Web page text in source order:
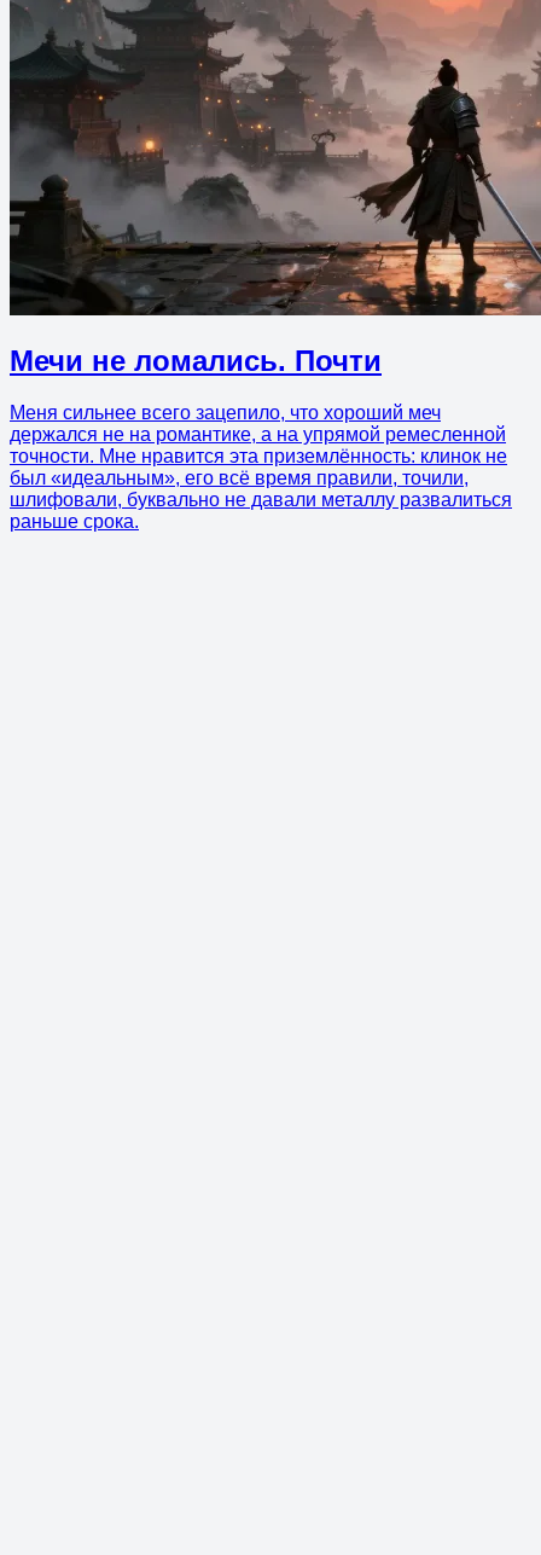
Мечи не ломались. Почти
Меня сильнее всего зацепило, что хороший меч
держался не на романтике, а на упрямой ремесленной
точности. Мне нравится эта приземлённость: клинок не
был «идеальным», его всё время правили, точили,
шлифовали, буквально не давали металлу развалиться
раньше срока.